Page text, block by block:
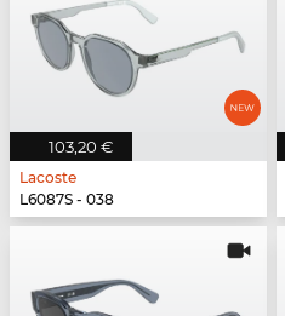
103,20 €
Lacoste
L6087S - 038